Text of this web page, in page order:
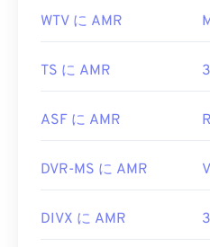
WTV に AMR
TS に AMR
ASF に AMR
DVR-MS に AMR
DIVX に AMR